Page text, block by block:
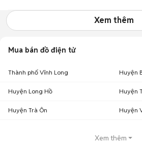
Xem thêm
Mua bán đồ điện tử
Thành phố Vĩnh Long Huyện
Huyện Long Hồ Huyện
Huyện Trà Ôn Huyện
Xem thêm